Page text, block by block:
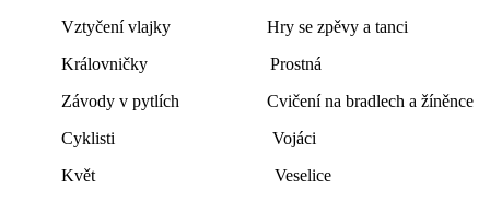
Vztyčení vlajky Hry se zpěvy a tanci
Královničky Prostná
Závody v pytlích Cvičení na bradlech a žíněnce
Cyklisti Vojáci
Květ Veselice